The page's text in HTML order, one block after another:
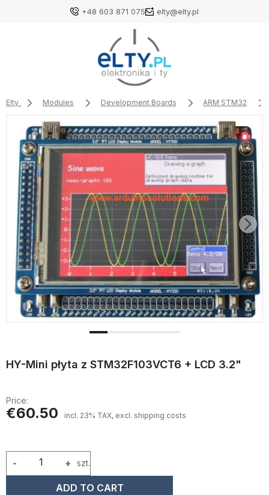
+48 603 871 075 elty@elty.pl
Elty Modules Development Boards ARM STM32
HY-Mini płyta z STM32F103VCT6 + LCD 3.2"
Price:
€60.50 incl. 23% TAX, excl. shipping costs
+
- szt.
ADD TO CART